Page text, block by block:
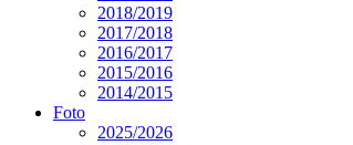
2018/2019
2017/2018
2016/2017
2015/2016
2014/2015
Foto
2025/2026